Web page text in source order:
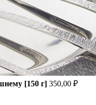
[150 г] 350,00 ₽